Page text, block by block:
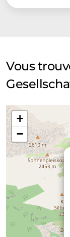
Vous
+
−